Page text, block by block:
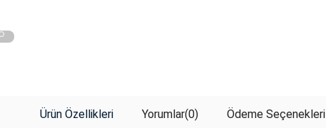
Ürün Özellikleri Yorumlar(0) Ödeme Seçenekleri